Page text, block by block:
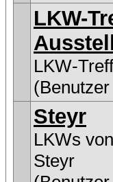
LKW-
LKW-
Steyr
LKWs
Steyr